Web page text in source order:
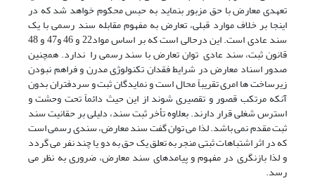
تعهدی معارض با حق مزبور بنماید به حبس محکوم خواهد شد که در
اینجا بر خلاف موارد قبلی، تعارض به مفهوم مقابله سند رسمی با یک
سند عادی است. این درحالی است که بر اساس مواد22 و 46 و47 و 48
قانون ثبت، سند عادی توان تعارض با سند رسمی را ندارد. همچنین
صدور اسناد معارض در شرایط فقدان تکنولوژی مدرن و فراهم نبودن
زیرساخت ها امری تقریباً محال است و نمایدگان ثبت و سردفتران بدون
آنکه مرتکب قصور و تقصیری شوند از این حیث دائماً تحت وحشت و
استرس شغلی قرار دارند. بعلاوه تأخر ثبت سند، دلیلی بر حقانیت سند
ثبت مقدم نمی باشد. لذا می توان گفت سند معارض، سندی رسمی است
که در اثر اشتباهات ثبتی منجر به تعلق یک حق به دو یا چند نفر می گردد
و لذا بازنگری در مفهوم و پیامدهای سند معارض، ضروری به نظر می
رسد.